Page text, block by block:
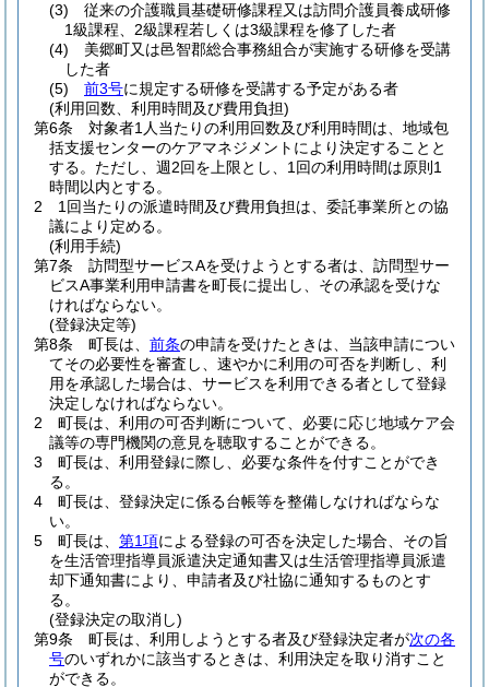
(3)
従来の介護職員基礎研修課程又は訪問介護員養成研修
1級課程、2級課程若しくは3級課程を修了した者
(4)
美郷町又は邑智郡総合事務組合が実施する研修を受講
した者
(5)
前3号に規定する研修を受講する予定がある者
(利用回数、利用時間及び費用負担)
第6条
対象者1人当たりの利用回数及び利用時間は、地域包
括支援センターのケアマネジメントにより決定することと
する。 ただし、週2回を上限とし、1回の利用時間は原則1
時間以内とする。
2
1回当たりの派遣時間及び費用負担は、委託事業所との協
議により定める。
(利用手続)
第7条
訪問型サービスAを受けようとする者は、訪問型サー
ビスA事業利用申請書を町長に提出し、その承認を受けな
ければならない。
(登録決定等)
第8条
町長は、 前条の申請を受けたときは、当該申請につい
てその必要性を審査し、速やかに利用の可否を判断し、利
用を承認した場合は、サービスを利用できる者として登録
決定しなければならない。
2
町長は、利用の可否判断について、必要に応じ地域ケア会
議等の専門機関の意見を聴取することができる。
3
町長は、利用登録に際し、必要な条件を付すことができ
る。
4
町長は、登録決定に係る台帳等を整備しなければならな
い。
5
町長は、 第1項による登録の可否を決定した場合、その旨
を生活管理指導員派遣決定通知書又は生活管理指導員派遣
却下通知書により、申請者及び社協に通知するものとす
る。
(登録決定の取消し)
第9条
町長は、利用しようとする者及び登録決定者が次の各
号のいずれかに該当するときは、利用決定を取り消すこと
ができる。